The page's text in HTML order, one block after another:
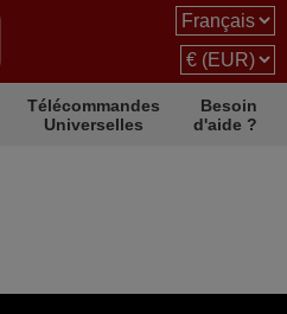
Télécommandes
Universelles
Besoin
d'aide ?